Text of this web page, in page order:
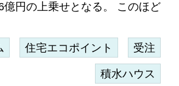
億円の上乗せとなる。 このほど
住宅エコポイント 受注
積水ハウス